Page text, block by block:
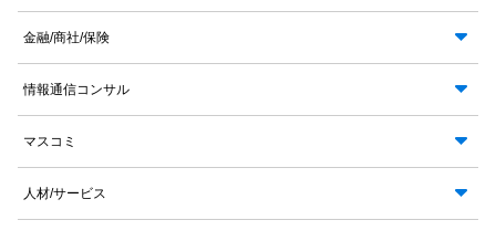
金融/商社/保険
情報通信コンサル
マスコミ
人材/サービス